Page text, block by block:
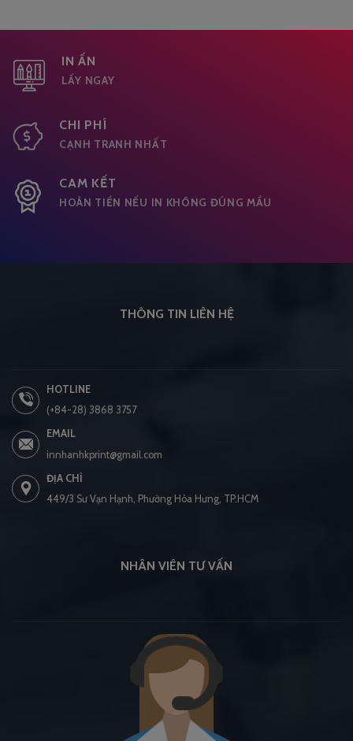
IN ẤN
LẤY NGAY
CHI PHÍ
CẠNH TRANH NHẤT
CAM KẾT
HOÀN TIỀN NẾU IN KHÔNG ĐÚNG MẦU
THÔNG TIN LIÊN HỆ
HOTLINE
(+84-28) 3868 3757
EMAIL
innhanhkprint@gmail.com
ĐỊA CHỈ
449/3 Sư Vạn Hạnh, Phường Hòa Hưng, TP.HCM
NHÂN VIÊN TƯ VẤN